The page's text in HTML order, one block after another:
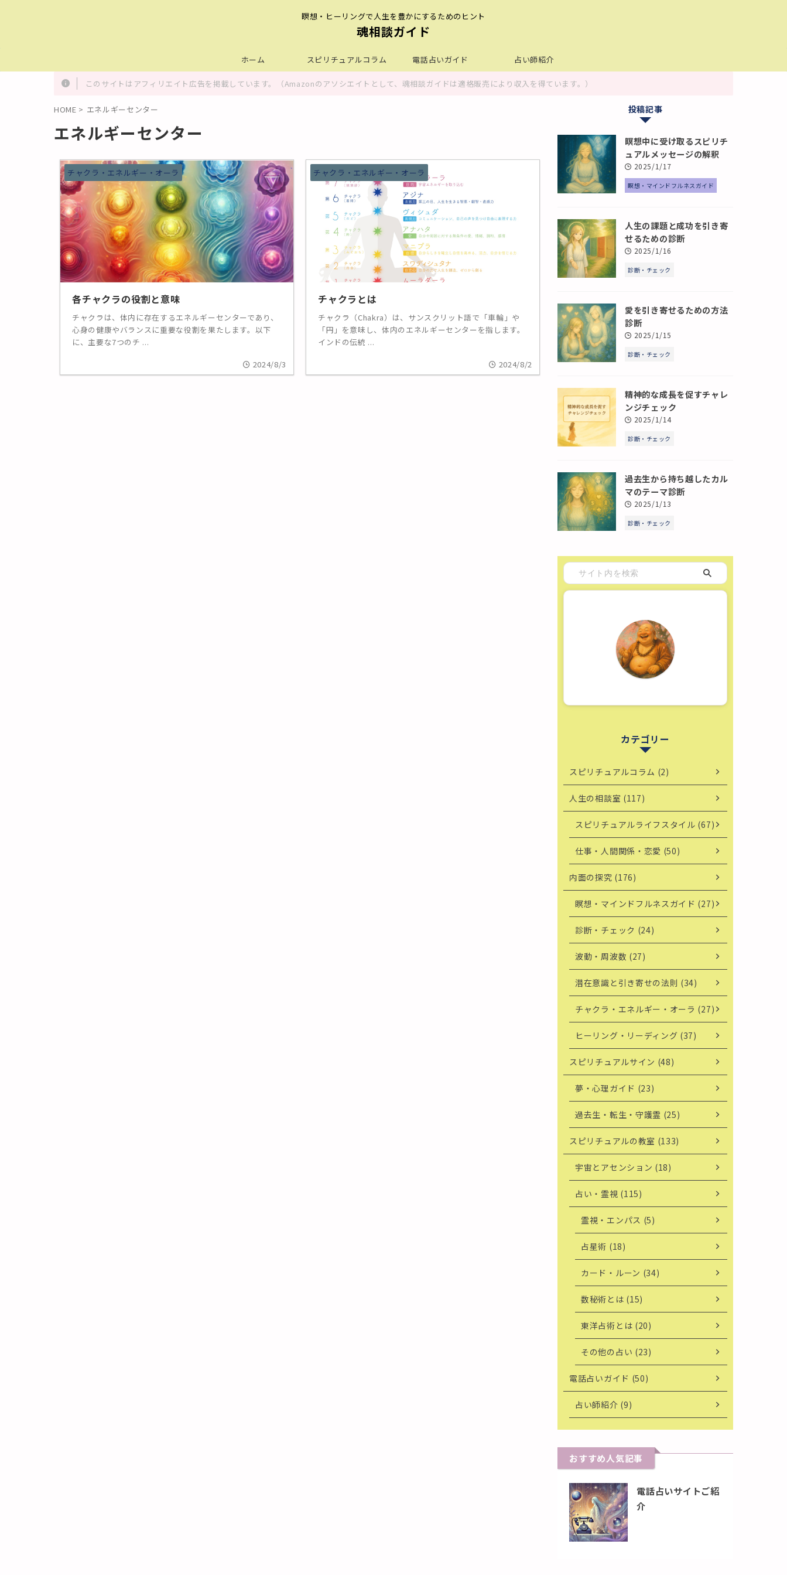
瞑想・ヒーリングで人生を豊かにするためのヒント
魂相談ガイド
ホーム スピリチュアルコラム 電話占いガイド 占い師紹介
このサイトはアフィリエイト広告を掲載しています。（Amazonのアソシエイトとして、魂相談ガイドは適格販売により収入を得ています。）
HOME > エネルギーセンター
エネルギーセンター
チャクラ・エネルギー・オーラ
各チャクラの役割と意味
チャクラは、体内に存在するエネルギーセンターであり、
心身の健康やバランスに重要な役割を果たします。以下
に、主要な7つのチ ...
2024/8/3
チャクラ・エネルギー・オーラ
チャクラとは
チャクラ（Chakra）は、サンスクリット語で「車輪」や
「円」を意味し、体内のエネルギーセンターを指します。
インドの伝統 ...
2024/8/2
投稿記事
瞑想中に受け取るスピリチ
ュアルメッセージの解釈
2025/1/17
瞑想・マインドフルネスガイド
人生の課題と成功を引き寄
せるための診断
2025/1/16
診断・チェック
愛を引き寄せるための方法
診断
2025/1/15
診断・チェック
精神的な成長を促すチャレ
ンジチェック
2025/1/14
診断・チェック
過去生から持ち越したカル
マのテーマ診断
2025/1/13
診断・チェック
カテゴリー
スピリチュアルコラム (2)
人生の相談室 (117)
スピリチュアルライフスタイル (67)
仕事・人間関係・恋愛 (50)
内面の探究 (176)
瞑想・マインドフルネスガイド (27)
診断・チェック (24)
波動・周波数 (27)
潜在意識と引き寄せの法則 (34)
チャクラ・エネルギー・オーラ (27)
ヒーリング・リーディング (37)
スピリチュアルサイン (48)
夢・心理ガイド (23)
過去生・転生・守護霊 (25)
スピリチュアルの教室 (133)
宇宙とアセンション (18)
占い・霊視 (115)
霊視・エンパス (5)
占星術 (18)
カード・ルーン (34)
数秘術とは (15)
東洋占術とは (20)
その他の占い (23)
電話占いガイド (50)
占い師紹介 (9)
おすすめ人気記事
電話占いサイトご紹
介